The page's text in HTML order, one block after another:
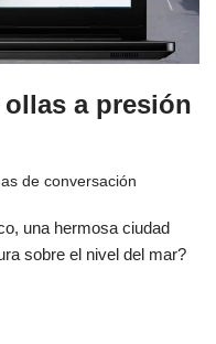
a presión
de conversación
una hermosa ciudad
sobre el nivel del mar?